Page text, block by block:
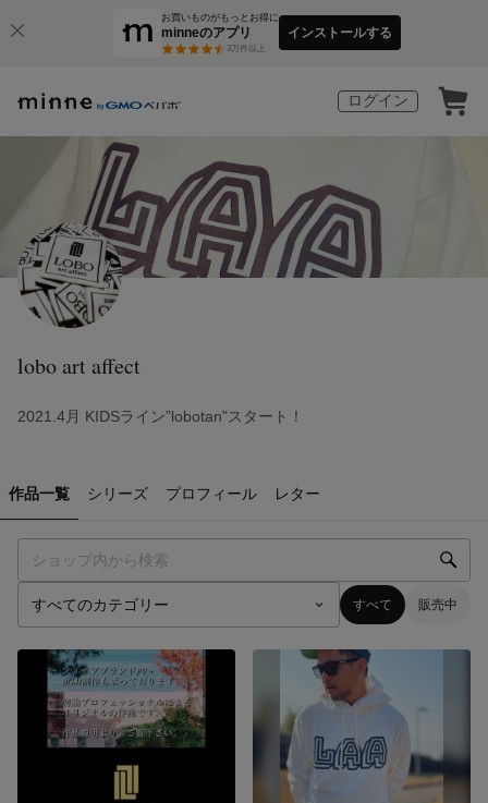
お買いものがもっとお得に
minneのアプリ
3万件以上
インストールする
ログイン
lobo art affect
2021.4月 KIDSライン”lobotan"スタート！
作品一覧 シリーズ プロフィール レター
すべて 販売中